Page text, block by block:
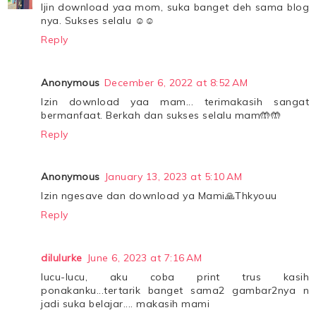
Ijin download yaa mom, suka banget deh sama blog
nya. Sukses selalu ☺☺
Reply
Anonymous December 6, 2022 at 8:52 AM
Izin download yaa mam... terimakasih sangat
bermanfaat. Berkah dan sukses selalu mam🤲🤲
Reply
Anonymous January 13, 2023 at 5:10 AM
Izin ngesave dan download ya Mami🙏Thkyouu
Reply
dilulurke June 6, 2023 at 7:16 AM
lucu-lucu, aku coba print trus kasih
ponakanku...tertarik banget sama2 gambar2nya n
jadi suka belajar.... makasih mami